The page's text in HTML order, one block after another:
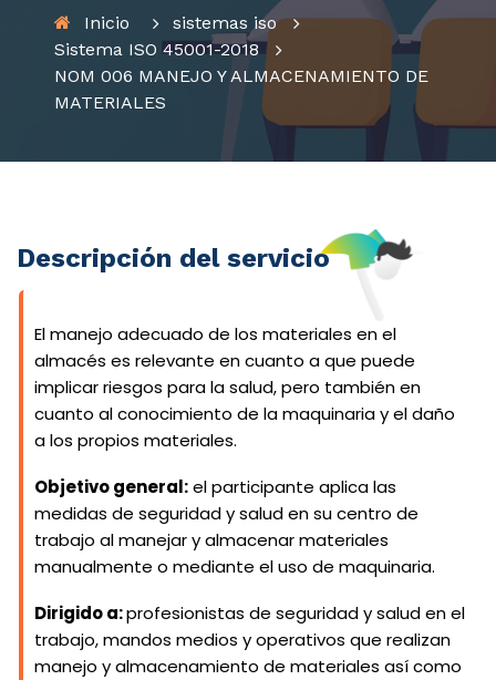
Inicio
sistemas iso
Sistema ISO 45001-2018
NOM 006 MANEJO Y ALMACENAMIENTO DE
MATERIALES
Descripción del servicio
El manejo adecuado de los materiales en el
almacés es relevante en cuanto a que puede
implicar riesgos para la salud, pero también en
cuanto al conocimiento de la maquinaria y el daño
a los propios materiales.
Objetivo general:el participante aplica las
medidas de seguridad y salud en su centro de
trabajo al manejar y almacenar materiales
manualmente o mediante el uso de maquinaria.
Dirigido a:profesionistas de seguridad y salud en el
trabajo, mandos medios y operativos que realizan
manejo y almacenamiento de materiales así como